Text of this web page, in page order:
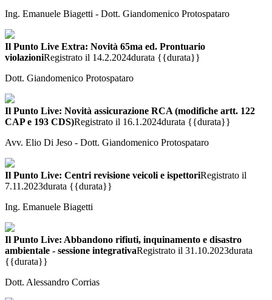
Ing. Emanuele Biagetti - Dott. Giandomenico Protospataro
Il Punto Live Extra: Novità 65ma ed. Prontuario
violazioniRegistrato il 14.2.2024durata {{durata}}
Dott. Giandomenico Protospataro
Il Punto Live: Novità assicurazione RCA (modifiche artt. 122
CAP e 193 CDS)Registrato il 16.1.2024durata {{durata}}
Avv. Elio Di Jeso - Dott. Giandomenico Protospataro
Il Punto Live: Centri revisione veicoli e ispettoriRegistrato il
7.11.2023durata {{durata}}
Ing. Emanuele Biagetti
Il Punto Live: Abbandono rifiuti, inquinamento e disastro
ambientale - sessione integrativaRegistrato il 31.10.2023durata
{{durata}}
Dott. Alessandro Corrias